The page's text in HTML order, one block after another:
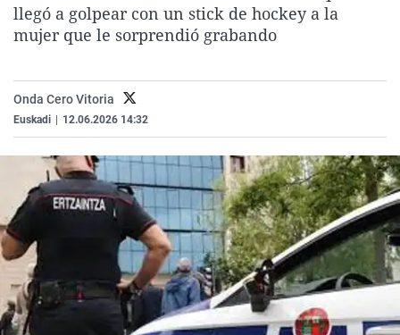
La rosa de los vientos
Gente viajera
Como el perro y el
Caso
Retornados
Equipo de
Extremadura
Galicia
La Rioja
País Vasco
Virales
Televisión
Elecciones
llegó a golpear con un stick de hockey a la
mujer que le sorprendió grabando
Onda Cero Vitoria
Euskadi 12.06.2026 14:32